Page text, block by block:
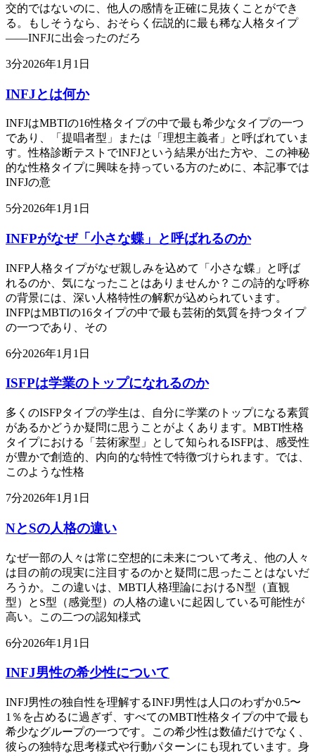
交的ではないのに、他人の感情を正確に見抜くことができ
る。もしそうなら、おそらく伝説的に最も稀な人格タイプ
——INFJに出会ったのだろ
3分2026年1月1日
INFJとは何か
INFJはMBTIの16性格タイプの中で最も希少なタイプの一つ
であり、「提唱者型」または「理想主義者」と呼ばれていま
す。性格診断テストでINFJという結果が出た方や、この神秘
的な性格タイプに興味を持っている方のために、本記事では
INFJの意
5分2026年1月1日
INFPがなぜ「小さな蝶」と呼ばれるのか
INFP人格タイプがなぜ親しみを込めて「小さな蝶」と呼ば
れるのか、気になったことはありませんか？この詩的な呼称
の背景には、深い人格特性の解釈が込められています。
INFPはMBTIの16タイプの中で最も芸術的気質を持つタイプ
の一つであり、その
6分2026年1月1日
ISFPは学業のトップになれるのか
多くのISFPタイプの学生は、自分に学業のトップになる素質
があるかどうか疑問に思うことがよくあります。MBTI性格
タイプにおける「芸術家型」として知られるISFPは、感受性
が豊かで創造的、内向的な特性で特徴づけられます。では、
このような性格
7分2026年1月1日
NとSの人格の違い
なぜ一部の人々は常に空想的に未来について考え、他の人々
は目の前の現実に注目するのかと疑問に思ったことはないだ
ろうか。この違いは、MBTI人格理論におけるN型（直観
型）とS型（感覚型）の人格の違いに起因している可能性が
高い。この二つの認知様式
6分2026年1月1日
INFJ男性の希少性について
INFJ男性の独自性を理解するINFJ男性は人口のわずか0.5〜
1％を占めるに過ぎず、すべてのMBTI性格タイプの中で最も
希少なグループの一つです。この希少性は数値だけでなく、
彼らの独特な思考様式や行動パターンにも現れています。身